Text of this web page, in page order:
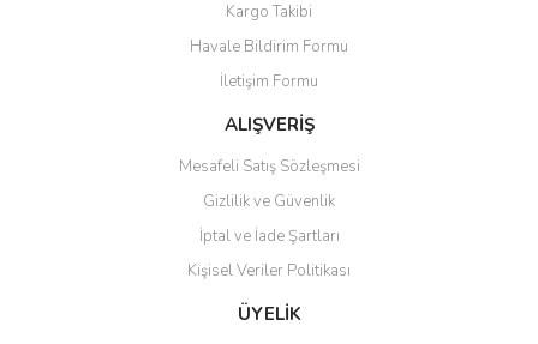
Kargo Takibi
Havale Bildirim Formu
İletişim Formu
ALIŞVERİŞ
Mesafeli Satış Sözleşmesi
Gizlilik ve Güvenlik
İptal ve İade Şartları
Kişisel Veriler Politikası
ÜYELİK